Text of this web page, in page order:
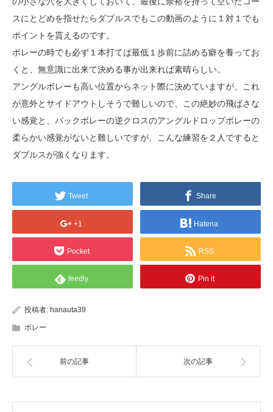
スにとどめを指せたらダブルスでもこの動画のように１対１でも
ポイントを貰えるのです。
ボレーの時でも必ず１本打てば最低１歩前に詰める癖を養ってお
くと、無意識に出来て決める事が出来れば素晴らしい。
アングルボレーも高い位置からネット際に決めていますが、これ
が意外とサイドアウトしそうで難しいので、この絶妙の飛ばさな
い感覚と、バックボレーの逆クロスのアングルドロップボレーの
柔らかい感覚がないと難しいですが、こんな練習を２人ですると
ダブルスが強くなります。
Tweet Share
+1 Hatena
Pocket RSS
feedly Pin it
投稿者: hanauta39
ボレー
前の記事 次の記事